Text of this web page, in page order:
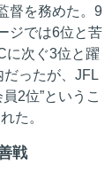
督を務めた。9
ジでは6位と苦
に次ぐ3位と躍
ったが、JFL
2位”というこ
た。
戦